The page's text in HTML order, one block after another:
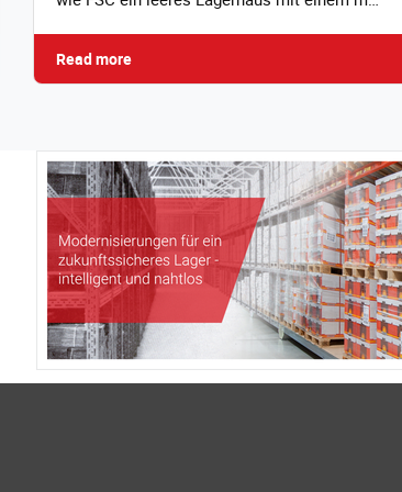
Read more